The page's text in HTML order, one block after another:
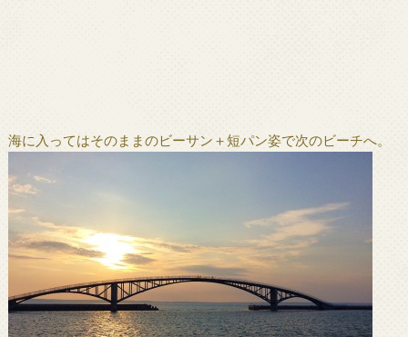
海に入ってはそのままのビーサン＋短パン姿で次のビーチへ。